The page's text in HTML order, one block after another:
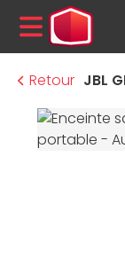
MENU
Retour JBL